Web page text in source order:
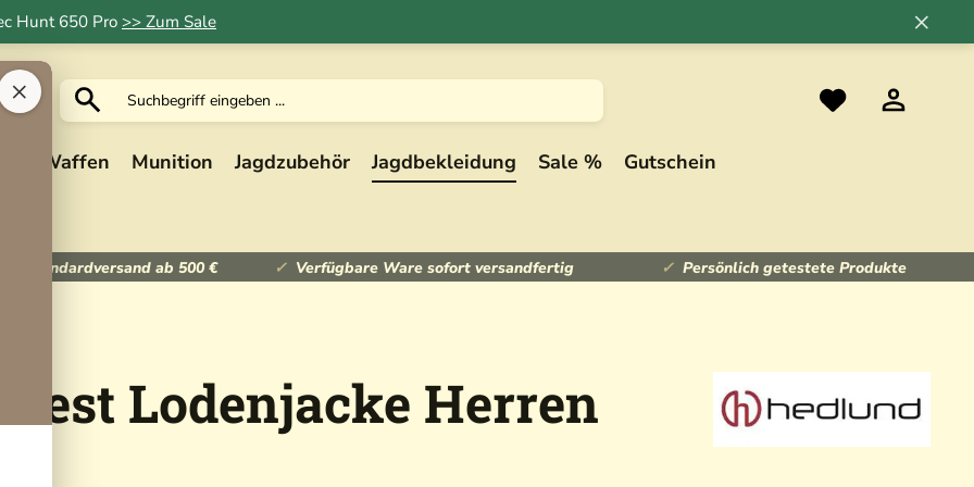
Hunt 650 Pro >> Zum Sale
×
×
Waffen Munition Jagdzubehör Jagdbekleidung Sale % Gutschein
Standardversand ab 500 € Verfügbare Ware sofort versandfertig Persönlich getestete Produkte
Lodenjacke Herren